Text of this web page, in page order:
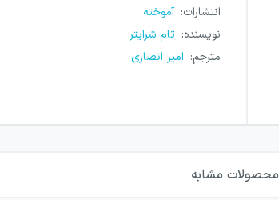
انتشارات: آموخته
نویسنده: تام شرایتر
مترجم: امیر انصاری
محصولات مشابه